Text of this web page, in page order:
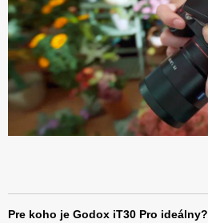
Pre koho je Godox iT30 Pro ideálny?